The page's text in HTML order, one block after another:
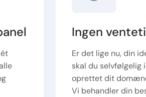
Ingen
Er det lige nu, din
skal du selvfølgelig
oprettet dit
Vi behandler din